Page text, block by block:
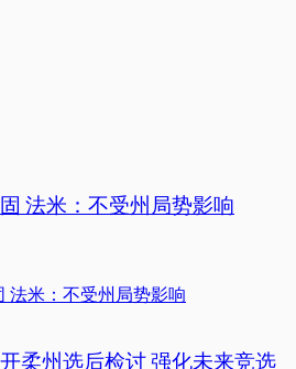
法米：不受州局势影响
柔州选后检讨 强化未来竞选